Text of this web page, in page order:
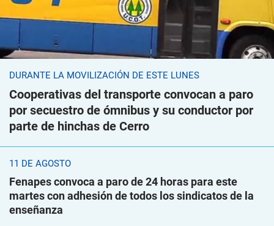
DURANTE LA MOVILIZACIÓN DE ESTE LUNES
Cooperativas del transporte convocan a paro
por secuestro de ómnibus y su conductor por
parte de hinchas de Cerro
11 DE AGOSTO
Fenapes convoca a paro de 24 horas para este
martes con adhesión de todos los sindicatos de la
enseñanza